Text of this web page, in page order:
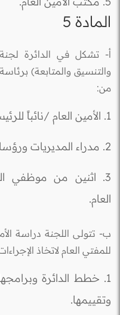
المادة 5
أ- تشكل في الدائرة
والتنسيق والمتابعة)
من:
1. الأمين العام /نائباً للرئيس.
2. مدراء المديريات ورؤساء الوحدات في الدائرة.
3. اثنين من موظفي
العام.
ب- تتولى اللجنة دراسة
للمفتي العام لاتخاذ
1. خطط الدائرة
وتقييمها.